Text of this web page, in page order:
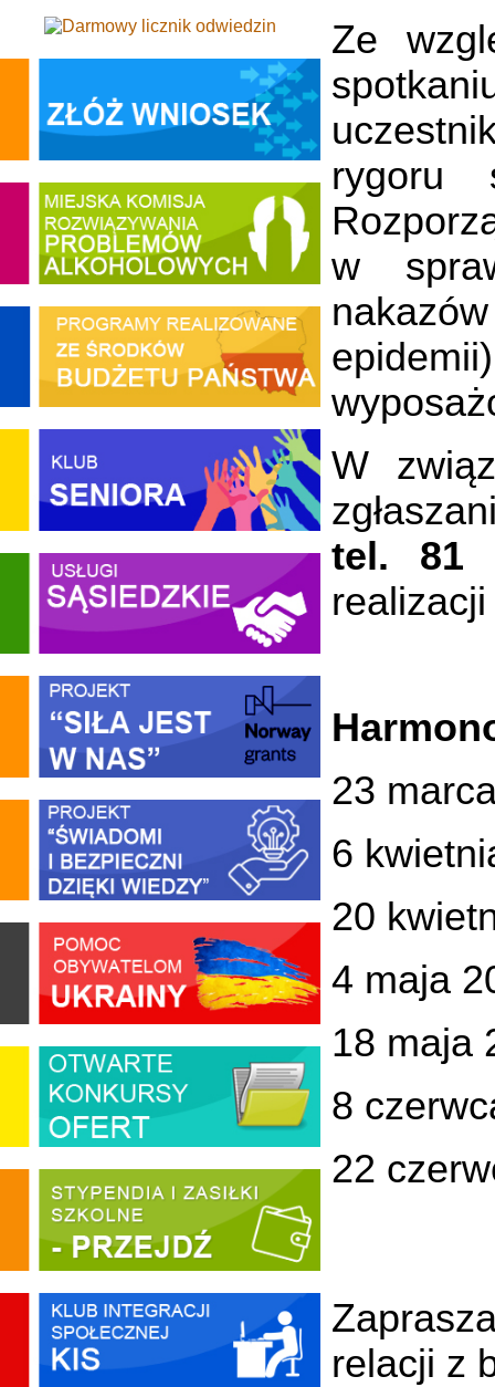
Ze
rygoru
w
W
tel.
81
23
6
20
4 maja
18 maja
8
22
relacji z